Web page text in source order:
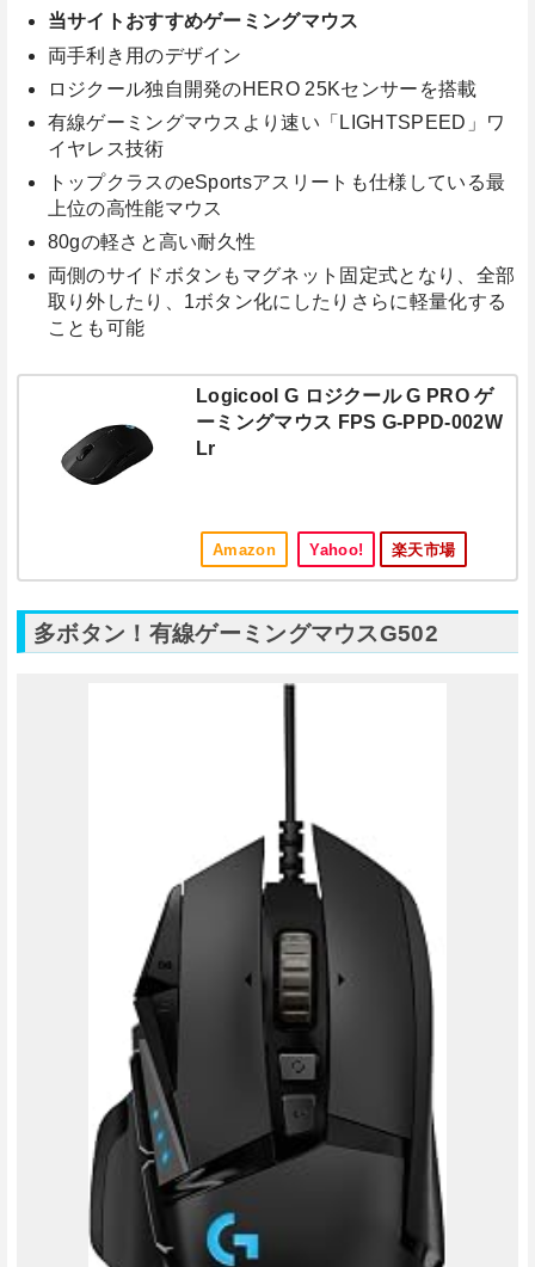
当サイトおすすめゲーミングマウス
両手利き用のデザイン
ロジクール独自開発のHERO 25Kセンサーを搭載
有線ゲーミングマウスより速い「LIGHTSPEED」ワ
イヤレス技術
トップクラスのeSportsアスリートも仕様している最
上位の高性能マウス
80gの軽さと高い耐久性
両側のサイドボタンもマグネット固定式となり、全部
取り外したり、1ボタン化にしたりさらに軽量化する
ことも可能
Logicool G ロジクール G PRO ゲ
ーミングマウス FPS G-PPD-002W
Lr
Amazon Yahoo! 楽天市場
多ボタン！有線ゲーミングマウスG502